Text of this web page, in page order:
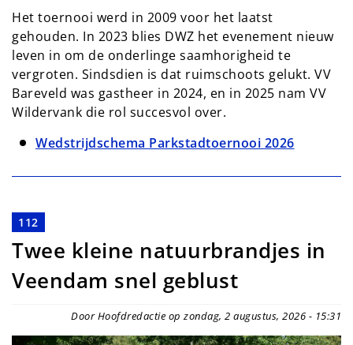
Het toernooi werd in 2009 voor het laatst
gehouden. In 2023 blies DWZ het evenement nieuw
leven in om de onderlinge saamhorigheid te
vergroten. Sindsdien is dat ruimschoots gelukt. VV
Bareveld was gastheer in 2024, en in 2025 nam VV
Wildervank die rol succesvol over.
Wedstrijdschema Parkstadtoernooi 2026
112
Twee kleine natuurbrandjes in
Veendam snel geblust
Door Hoofdredactie op zondag, 2 augustus, 2026 - 15:31